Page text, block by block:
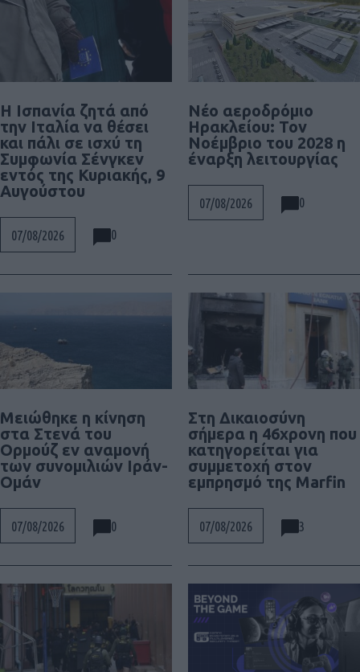
Η Ισπανία ζητά από
την Ιταλία να θέσει
και πάλι σε ισχύ τη
Συμφωνία Σένγκεν
εντός της Κυριακής, 9
Αυγούστου
07/08/2026 0
Νέο αεροδρόμιο
Ηρακλείου: Τον
Νοέμβριο του 2028 η
έναρξη λειτουργίας
07/08/2026 0
Μειώθηκε η κίνηση
στα Στενά του
Ορμούζ εν αναμονή
των συνομιλιών Ιράν-
Ομάν
07/08/2026 0
Στη Δικαιοσύνη
σήμερα η 46χρονη που
κατηγορείται για
συμμετοχή στον
εμπρησμό της Marfin
07/08/2026 3